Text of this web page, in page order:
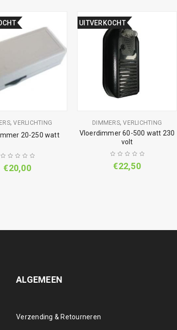
,VERLICHTING
20-250 watt
€20,00
UITVERKOCHT
DIMMERS,VERLICHTING
Vloerdimmer 60-500 watt 230
volt
€22,50
ALGEMEEN
Verzending & Retourneren